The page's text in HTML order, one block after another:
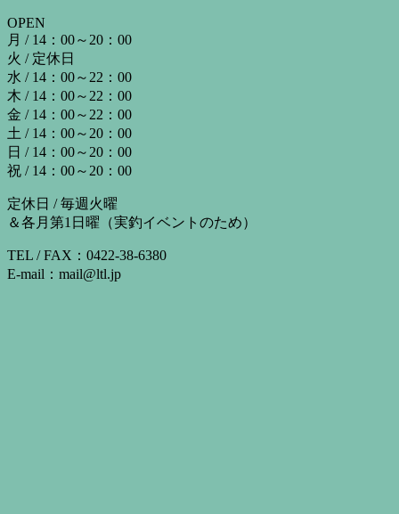
OPEN
月 / 14：00～20：00
火 / 定休日
水 / 14：00～22：00
木 / 14：00～22：00
金 / 14：00～22：00
土 / 14：00～20：00
日 / 14：00～20：00
祝 / 14：00～20：00
定休日 / 毎週火曜
＆各月第1日曜（実釣イベントのため）
TEL / FAX：0422-38-6380
E-mail：mail@ltl.jp